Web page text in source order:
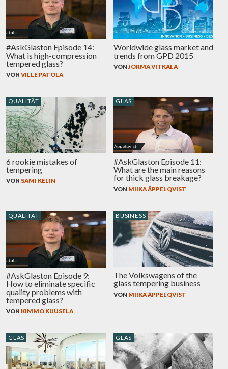
#AskGlaston Episode 14:
What is high-compression
tempered glass?
VON VILLE PATOLA
Worldwide glass market and
trends from GPD 2015
VON JORMA VITKALA
QUALITÄT
6 rookie mistakes of
tempering
VON SAMI KELIN
GLAS
#AskGlaston Episode 11:
What are the main reasons
for thick glass breakage?
VON MIIKA ÄPPELQVIST
QUALITÄT
#AskGlaston Episode 9:
How to eliminate specific
quality problems with
tempered glass?
VON KIMMO KUUSELA
BUSINESS
The Volkswagens of the
glass tempering business
VON MIIKA ÄPPELQVIST
GLAS GLAS